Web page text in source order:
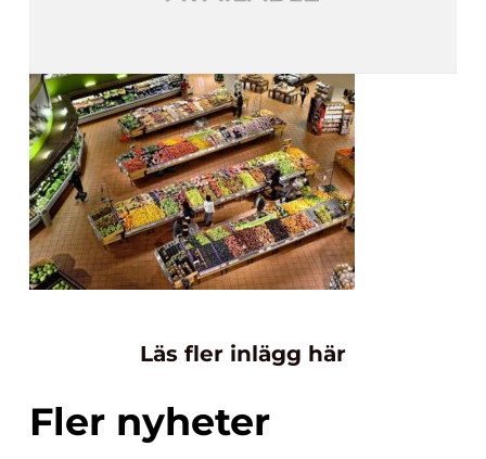
Läs fler inlägg här
Fler nyheter